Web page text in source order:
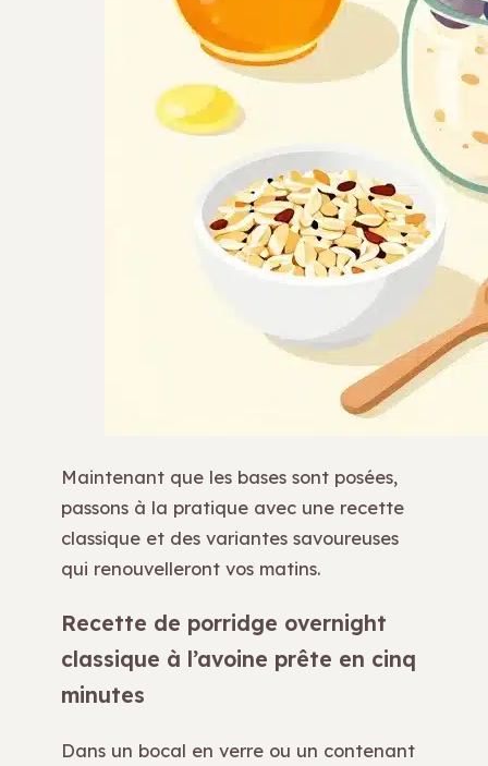
Maintenant que les bases sont posées,
passons à la pratique avec une recette
classique et des variantes savoureuses
qui renouvelleront vos matins.
Recette de porridge overnight
classique à l’avoine prête en cinq
minutes
Dans un bocal en verre ou un contenant